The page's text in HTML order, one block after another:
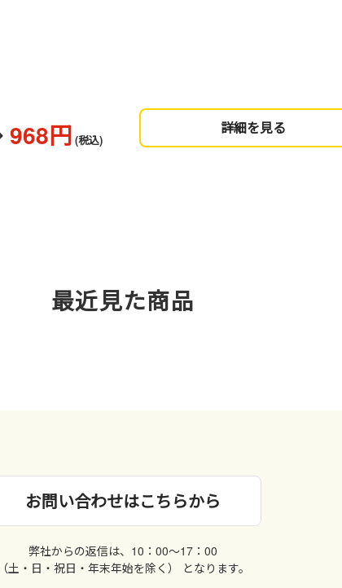
968円 (税込)
詳細を見る
最近見た商品
お問い合わせはこちらから
弊社からの返信は、10：00〜17：00
（土・日・祝日・年末年始を除く） となります。